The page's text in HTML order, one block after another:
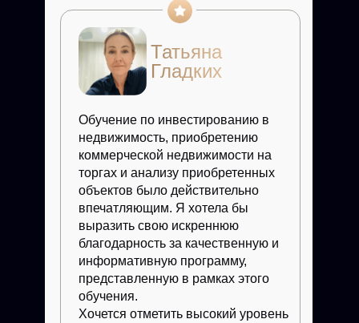
Татьяна
Гладких
Обучение по инвестированию в
недвижимость, приобретению
коммерческой недвижимости на
торгах и анализу приобретенных
объектов было действительно
впечатляющим. Я хотела бы
выразить свою искреннюю
благодарность за качественную и
информативную программу,
представленную в рамках этого
обучения.
Хочется отметить высокий уровень
Таблица анализа
Бонусы
Чек-лист: проекта
объекта — технические
характеристики
Чек-лист: проверка
объекта — юридические
характеристики
Список документов
для оценки объекта
Таблица для рассчета
с указанными критериями
Шаблоны документов
Шпаргалка со списком
документов
Бонусы
Бонусы
Чек-лист: подготовка к
продаже
Чек-лист: документы
для продажи
Чек-лист: правила выбора
подрядчиков для стройки
Бонусы
Тема: Опыт привлечения
финансирования в свои проекты
в недвижимости - займы, залоги,
банковские кредиты